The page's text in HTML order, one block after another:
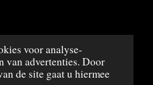
voor analyse-
van advertenties. Door
de site gaat u hiermee